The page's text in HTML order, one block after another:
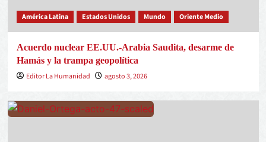
América Latina Estados Unidos Mundo Oriente Medio
Acuerdo nuclear EE.UU.-Arabia Saudita, desarme de
Hamás y la trampa geopolítica
Editor La Humanidad
agosto 3, 2026